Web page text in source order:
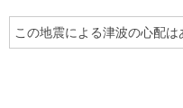
この地震による津波の心配は